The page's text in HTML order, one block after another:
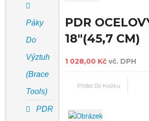
Páky
Do
Výztuh
(Brace
Tools)
PDR
PDR
18"(45,7 CM)
1 028,00 Kč vč. DPH